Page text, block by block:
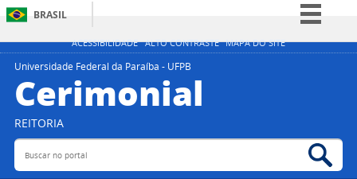
ACESSIBILIDADE ALTO CONTRASTE MAPA DO SITE
BRASIL
Simplifique!
Legislação
Universidade Federal da Paraíba - UFPB
Cerimonial
REITORIA
Buscar no portal